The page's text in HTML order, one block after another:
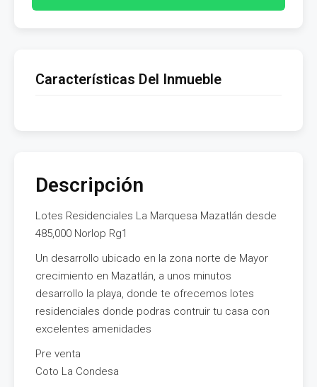
Características Del Inmueble
Descripción
Lotes Residenciales La Marquesa Mazatlán desde
485,000 Norlop Rg1
Un desarrollo ubicado en la zona norte de Mayor
crecimiento en Mazatlán, a unos minutos
desarrollo la playa, donde te ofrecemos lotes
residenciales donde podras contruir tu casa con
excelentes amenidades
Pre venta
Coto La Condesa